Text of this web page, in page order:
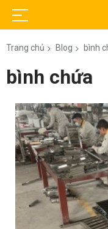
Trang chủ Blog bình
bình chứa